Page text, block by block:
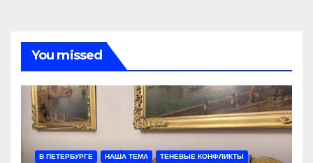
You missed
В ПЕТЕРБУРГЕ НАША ТЕМА ТЕНЕВЫЕ КОНФЛИКТЫ